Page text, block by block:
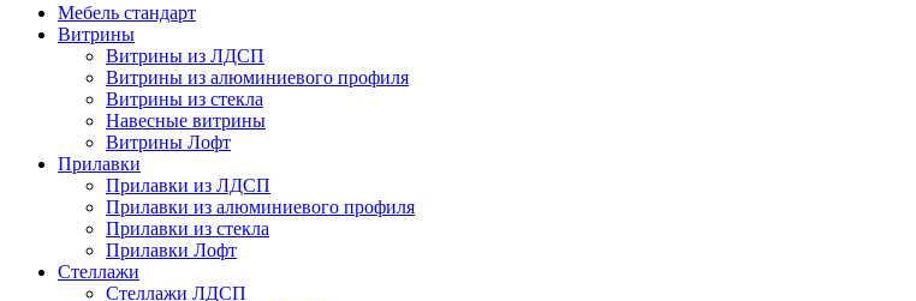
Мебель стандарт
Витрины
Витрины из ЛДСП
Витрины из алюминиевого профиля
Витрины из стекла
Навесные витрины
Витрины Лофт
Прилавки
Прилавки из ЛДСП
Прилавки из алюминиевого профиля
Прилавки из стекла
Прилавки Лофт
Стеллажи
Стеллажи ЛДСП